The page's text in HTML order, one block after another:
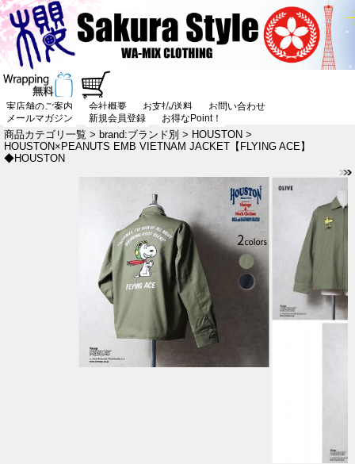
実店舗のご案内 会社概要 お支払/送料
お問い合わせ
メールマガジン
新規会員登録 お得なPoint！
商品カテゴリ一覧 > brand:ブランド別 > HOUSTON >
HOUSTON×PEANUTS EMB VIETNAM JACKET【FLYING ACE】
◆HOUSTON